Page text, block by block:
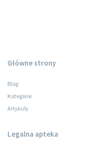
Główne strony
Blog
Kategorie
Artykuły
Legalna apteka